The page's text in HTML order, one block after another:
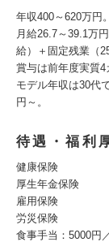
年収400～620万円。
月給26.7～39.1万
給）＋固定残業（
賞与は前年度実質4
モデル年収は30代
円～。
待遇・福利
健康保険
厚生年金保険
雇用保険
労災保険
食事手当：5000円